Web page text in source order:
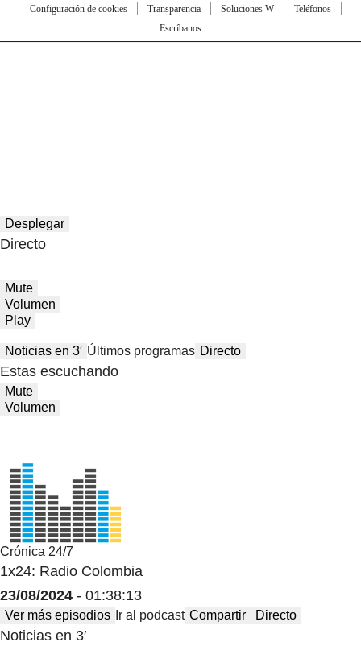
Configuración de cookies
Transparencia Soluciones W
Teléfonos
Escríbanos
Desplegar
Directo
Mute
Volumen
Play
Noticias en 3′ Últimos programas Directo
Estas escuchando
Mute
Volumen
Crónica 24/7
1x24: Radio Colombia
23/08/2024 - 01:38:13
Ver más episodios Ir al podcast Compartir Directo
Noticias en 3′